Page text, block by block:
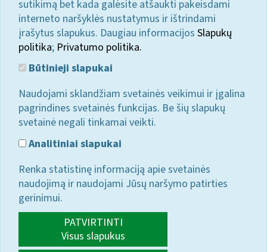
sutikimą bet kada galėsite atšaukti pakeisdami
interneto naršyklės nustatymus ir ištrindami
įrašytus slapukus. Daugiau informacijos Slapukų
politika; Privatumo politika.
Būtinieji slapukai
Naudojami sklandžiam svetainės veikimui ir įgalina
pagrindines svetainės funkcijas. Be šių slapukų
svetainė negali tinkamai veikti.
Analitiniai slapukai
Renka statistinę informaciją apie svetainės
naudojimą ir naudojami Jūsų naršymo patirties
gerinimui.
PATVIRTINTI
Visus slapukus